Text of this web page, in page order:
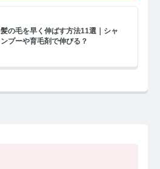
髪の毛を早く伸ばす方法11選｜シャ
ンプーや育毛剤で伸びる？